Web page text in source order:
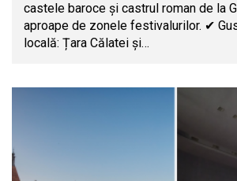
castele baroce și castrul roman de la
aproape de zonele festivalurilor. ✔
locală: Țara Călatei și…